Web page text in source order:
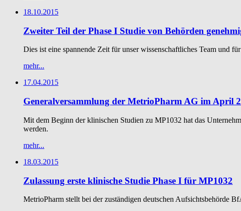
18.10.2015
Zweiter Teil der Phase I Studie von Behörden
Dies ist eine spannende Zeit für unser wissenschaftliches Team und
mehr...
17.04.2015
Generalversammlung der MetrioPharm AG im April
Mit dem Beginn der klinischen Studien zu MP1032 hat das
werden.
mehr...
18.03.2015
Zulassung erste klinische Studie Phase I für MP1032
MetrioPharm stellt bei der zuständigen deutschen Aufsichtsbehörde